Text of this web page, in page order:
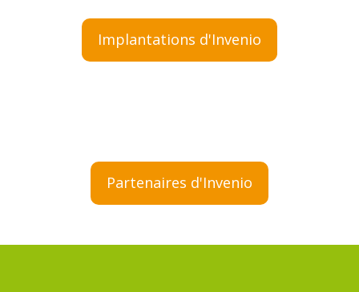
Implantations d'Invenio
Partenaires d'Invenio